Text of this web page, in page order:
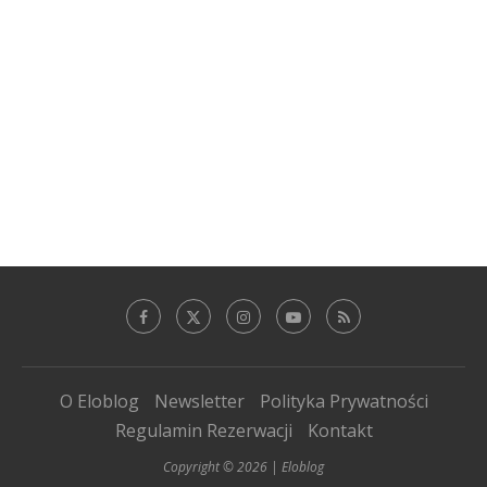
O Eloblog Newsletter
Polityka Prywatności
Regulamin Rezerwacji
Kontakt
Copyright © 2026 | Eloblog